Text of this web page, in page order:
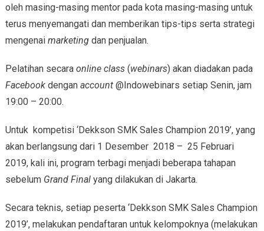
oleh masing-masing mentor pada kota masing-masing untuk
terus menyemangati dan memberikan tips-tips serta strategi
mengenaimarketingdan penjualan.
Pelatihan secara online class(webinars) akan diadakan pada
Facebookdengan account @Indowebinars setiap Senin, jam
19:00 – 20:00.
Untuk kompetisi ‘Dekkson SMK Sales Champion 2019’, yang
akan berlangsung dari 1 Desember 2018 – 25 Februari
2019, kali ini, program terbagi menjadi beberapa tahapan
sebelum Grand Finalyang dilakukan di Jakarta.
Secara teknis, setiap peserta ‘Dekkson SMK Sales Champion
2019’, melakukan pendaftaran untuk kelompoknya (melakukan